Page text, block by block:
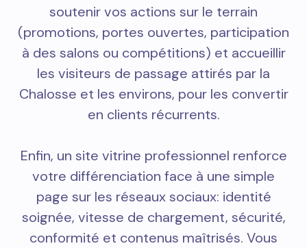
soutenir vos actions sur le terrain
(promotions, portes ouvertes, participation
à des salons ou compétitions) et accueillir
les visiteurs de passage attirés par la
Chalosse et les environs, pour les convertir
en clients récurrents.
Enfin, un site vitrine professionnel renforce
votre différenciation face à une simple
page sur les réseaux sociaux: identité
soignée, vitesse de chargement, sécurité,
conformité et contenus maîtrisés. Vous